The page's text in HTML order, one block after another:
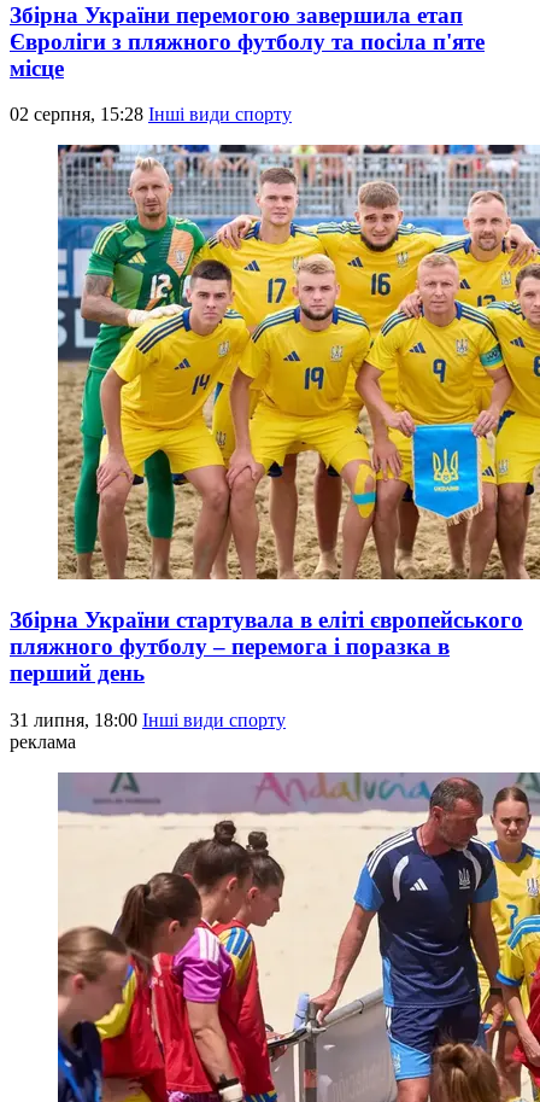
Збірна України перемогою завершила етап
Євроліги з пляжного футболу та посіла п'яте
місце
02 серпня, 15:28 Інші види спорту
Збірна України стартувала в еліті європейського
пляжного футболу – перемога і поразка в
перший день
31 липня, 18:00 Інші види спорту
реклама